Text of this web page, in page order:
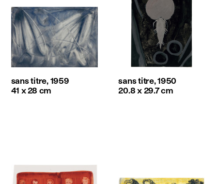
sans titre, 1959
41 x 28 cm
sans titre, 1950
20.8 x 29.7 cm